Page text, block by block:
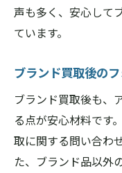
声も多く、安心して
ています。
ブランド買取後の
ブランド買取後も、
る点が安心材料です
取に関する問い合わ
た、ブランド品以外